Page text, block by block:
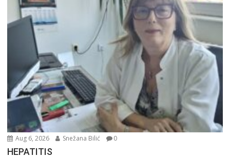
Aug 6, 2026 Snežana Bilić 0
HEPATITIS